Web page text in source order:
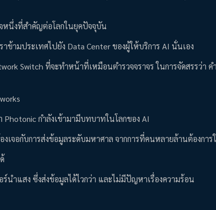
หนึ่งที่สำคัญต่อโลกในยุคปัจจุบัน
ข้ามประเทศไปยัง Data Center ของผู้ให้บริการ AI นั่นเอง
Switch ที่จะทำหน้าที่เหมือนตำรวจจราจร ในการจัดสรรว่า ค
Photonic กำลังเข้ามามีบทบาทในโลกของ AI
จอกับการส่งข้อมูลระดับมหาศาล จากการที่คนหลายล้านต้องการ
ร์นำแสง ซึ่งส่งข้อมูลได้ไวกว่า และไม่มีปัญหาเรื่องความร้อน